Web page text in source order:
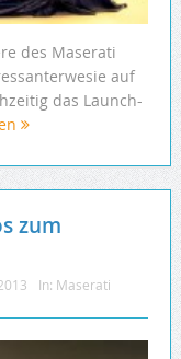
des Maserati
auf
das Launch-
zum
In: Maserati